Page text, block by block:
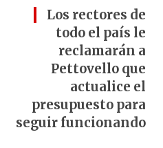
Los rectores de
todo el país le
reclamarán a
Pettovello que
actualice el
presupuesto para
seguir funcionando